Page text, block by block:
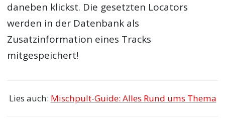
daneben klickst. Die gesetzten Locators
werden in der Datenbank als
Zusatzinformation eines Tracks
mitgespeichert!
Lies auch: Mischpult-Guide: Alles Rund ums Thema